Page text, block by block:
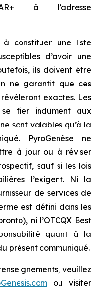
à l’adresse
constituer une liste
d’avoir une
ils doivent être
ne garantit que ces
exactes. Les
fier indûment aux
sont valables qu’à la
PyroGenèse ne
à jour ou à réviser
sauf si les lois
l’exigent. Ni la
de services de
est défini dans les
ni l’OTCQX Best
quant à la
présent communiqué.
veuillez
ou visiter